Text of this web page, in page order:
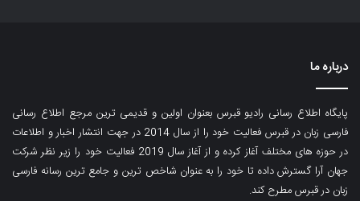
درباره ما
پایگاه اطلاع رسانی رادیو قبرس بعنوان اولین و قدیمی ترین مرجع اطلاع رسانی
فارسی زبان در قبرس فعالیت خود را از سال 2014 در جهت انتشار اخبار و اطلاعات
در حوزه های مختلف آغاز کرده و از آغاز سال 2019 فعالیت خود را زیر نظر شرکت
جهان آرا گسترش داده تا خود را به عنوان شاخص ترین و جامع ترین رسانه فارسی
زبان در قبرس مطرح کند.